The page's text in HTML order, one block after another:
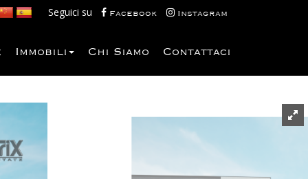
Seguici su Facebook Instagram
Immobili Chi Siamo Contattaci